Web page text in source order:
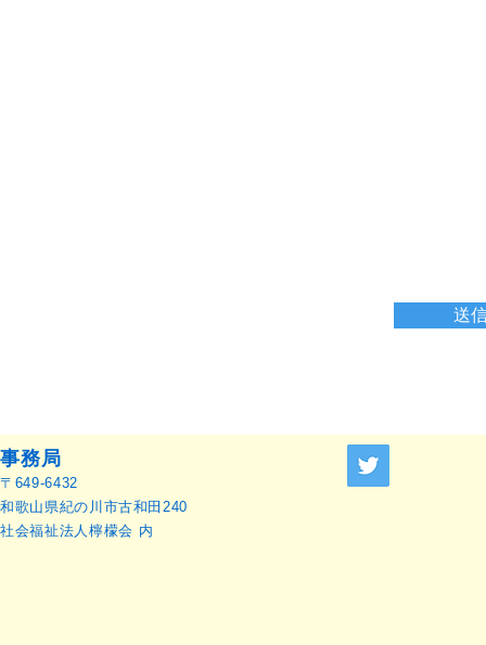
送
事務局
〒649-6432
和歌山県紀の川市古和田240
社会福祉法人檸檬会 内